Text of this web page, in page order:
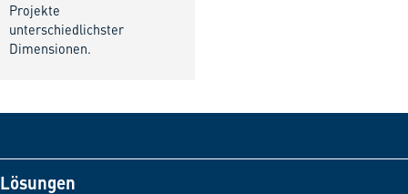
Projekte
unterschiedlichster
Dimensionen.
Lösungen